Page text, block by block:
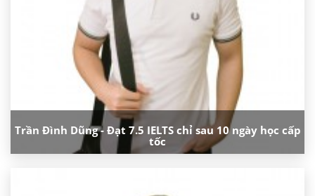
Trần Đình Dũng - Đạt 7.5 IELTS chỉ sau 10 ngày học cấp
tốc